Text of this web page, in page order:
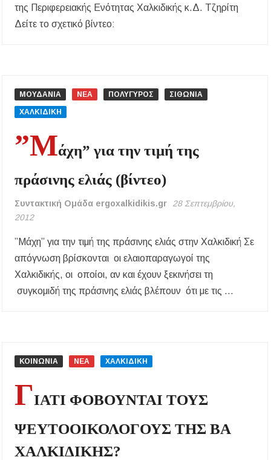
κυροῦ
ΝΙΚΟΔΗΜΟΥ
της Περιφερειακής Ενότητας Χαλκιδικής κ.Δ. Τζηρίτη
Δείτε το σχετικό βίντεο:
ΜΟΥΔΑΝΙΑ ΝΕΑ ΠΟΛΥΓΥΡΟΣ ΣΙΘΩΝΙΑ
ΧΑΛΚΙΔΙΚΗ
”Μάχη” για την τιμή της
πράσινης ελιάς (βίντεο)
Συντακτική Ομάδα ergoxalkidikis.gr
28 Σεπτεμβρίου,
2012
”Μάχη” για την τιμή της πράσινης ελιάς στην Χαλκιδική Σε
απόγνωση βρίσκονται οι ελαιοπαραγωγοί της
Χαλκιδικής, οι οποίοι, αν και έχουν ξεκινήσει τη
συγκομιδή της πράσινης ελιάς βλέπουν ότι με τις …
ΚΟΙΝΩΝΙΑ ΝΕΑ ΧΑΛΚΙΔΙΚΗ
ΓΙΑΤΙ ΦΟΒΟΥΝΤΑΙ ΤΟΥΣ
ΨΕΥΤΟΟΙΚΟΛΟΓΟΥΣ ΤΗΣ ΒΑ
ΧΑΛΚΙΔΙΚΗΣ?